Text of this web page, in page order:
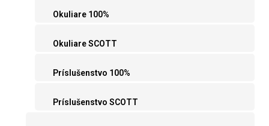
Okuliare 100%
Okuliare SCOTT
Príslušenstvo 100%
Príslušenstvo SCOTT